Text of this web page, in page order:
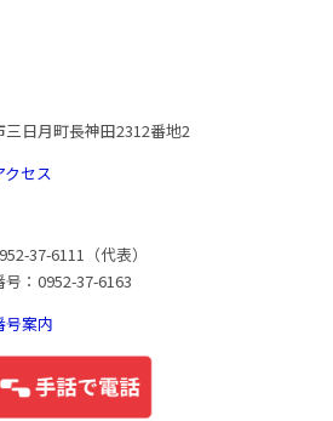
日月町長神田2312番地2
セス
37-6111（代表）
：0952-37-6163
号案内